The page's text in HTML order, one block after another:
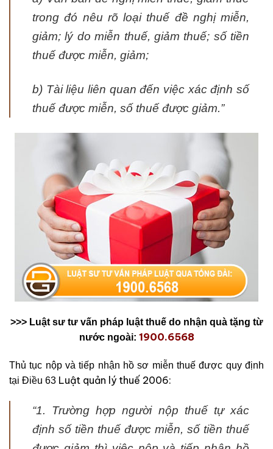
trong đó nêu rõ loại thuế đề nghị miễn,
giảm; lý do miễn thuế, giảm thuế; số tiền
thuế được miễn, giảm;
b) Tài liệu liên quan đến việc xác định số
thuế được miễn, số thuế được giảm.”
>>> Luật sư tư vấn pháp luật thuế do nhận quà tặng từ
nước ngoài: 1900.6568
Thủ tục nộp và tiếp nhận hồ sơ miễn thuế được quy định
tại Điều 63 Luật quản lý thuế 2006:
“1. Trường hợp người nộp thuế tự xác
định số tiền thuế được miễn, số tiền thuế